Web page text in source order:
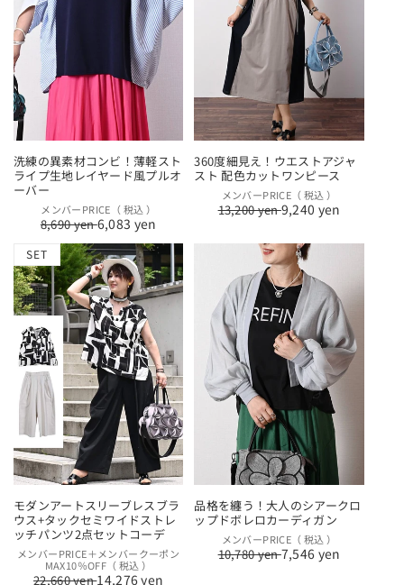
洗練の異素材コンビ！薄軽スト
ライプ生地レイヤード風プルオ
ーバー
通
常
価
格
セ
ー
ル
価
格
メンバーPRICE（ 税込 ）
8,690 yen6,083 yen
360度細見え！ウエストアジャ
スト 配色カットワンピース
通
常
格
セ
ー
価
格
メンバーPRICE（ 税込 ）
13,200 yen9,240 yen
SET
モダンアートスリーブレスブラ
ウス+タックセミワイドストレ
ッチパンツ2点セットコーデ
通
常
セ
ー
メンバーPRICE＋メンバークーポン
MAX10％OFF（ 税込 ）
22,660 yen14,276 yen
品格を纏う！大人のシアークロ
ップドボレロカーディガン
通
常
セ
ー
メンバーPRICE（ 税込 ）
10,780 yen7,546 yen